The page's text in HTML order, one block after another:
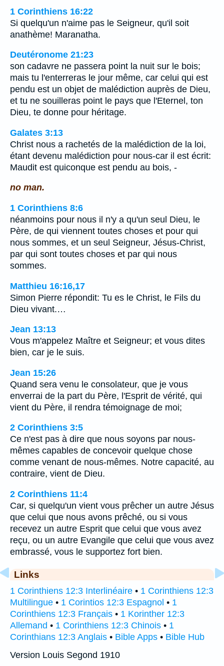
1 Corinthiens 16:22
Si quelqu'un n'aime pas le Seigneur, qu'il soit
anathème! Maranatha.
Deutéronome 21:23
son cadavre ne passera point la nuit sur le bois;
mais tu l'enterreras le jour même, car celui qui est
pendu est un objet de malédiction auprès de Dieu,
et tu ne souilleras point le pays que l'Eternel, ton
Dieu, te donne pour héritage.
Galates 3:13
Christ nous a rachetés de la malédiction de la loi,
étant devenu malédiction pour nous-car il est écrit:
Maudit est quiconque est pendu au bois, -
no man.
1 Corinthiens 8:6
néanmoins pour nous il n'y a qu'un seul Dieu, le
Père, de qui viennent toutes choses et pour qui
nous sommes, et un seul Seigneur, Jésus-Christ,
par qui sont toutes choses et par qui nous
sommes.
Matthieu 16:16,17
Simon Pierre répondit: Tu es le Christ, le Fils du
Dieu vivant.…
Jean 13:13
Vous m'appelez Maître et Seigneur; et vous dites
bien, car je le suis.
Jean 15:26
Quand sera venu le consolateur, que je vous
enverrai de la part du Père, l'Esprit de vérité, qui
vient du Père, il rendra témoignage de moi;
2 Corinthiens 3:5
Ce n'est pas à dire que nous soyons par nous-
mêmes capables de concevoir quelque chose
comme venant de nous-mêmes. Notre capacité, au
contraire, vient de Dieu.
2 Corinthiens 11:4
Car, si quelqu'un vient vous prêcher un autre Jésus
que celui que nous avons prêché, ou si vous
recevez un autre Esprit que celui que vous avez
reçu, ou un autre Evangile que celui que vous avez
embrassé, vous le supportez fort bien.
Links
1 Corinthiens 12:3 Interlinéaire • 1 Corinthiens 12:3
Multilingue • 1 Corintios 12:3 Espagnol • 1
Corinthiens 12:3 Français • 1 Korinther 12:3
Allemand • 1 Corinthiens 12:3 Chinois • 1
Corinthians 12:3 Anglais • Bible Apps • Bible Hub
Version Louis Segond 1910